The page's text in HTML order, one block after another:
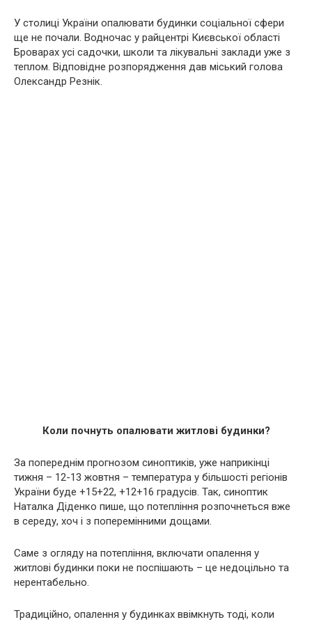
У столиці України опалювати будинки соціальної сфери
ще не почали. Водночас у райцентрі Києвської області
Броварах усі садочки, школи та лікувальні заклади уже з
теплом. Відповідне розпорядження дав міський голова
Олександр Резнік.
Коли почнуть опалювати житлові будинки?
За попереднім прогнозом синоптиків, уже наприкінці
тижня – 12-13 жовтня – температура у більшості регіонів
України буде +15+22, +12+16 градусів. Так, синоптик
Наталка Діденко пише, що потепління розпочнеться вже
в середу, хоч і з поперемінними дощами.
Саме з огляду на потепління, включати опалення у
житлові будинки поки не поспішають – це недоцільно та
нерентабельно.
Традиційно, опалення у будинках ввімкнуть тоді, коли